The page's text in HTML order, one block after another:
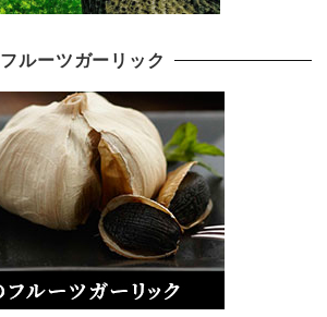
フルーツガーリック